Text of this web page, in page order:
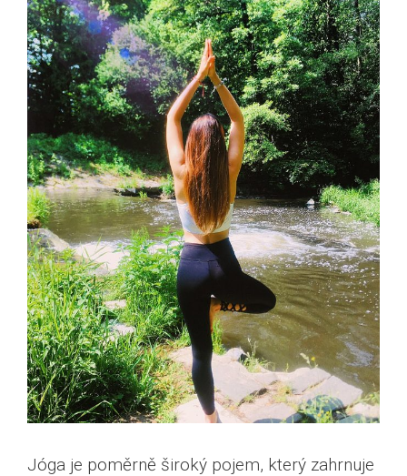
Jóga je poměrně široký pojem, který zahrnuje